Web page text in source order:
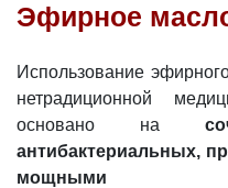
Эфирное
Использование
нетрадиционной
основано на
антибактериальных,
мощными